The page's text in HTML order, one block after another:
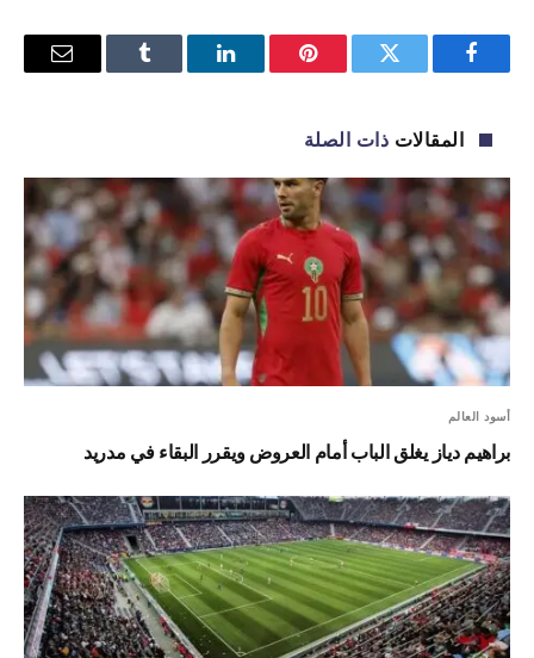
فيسبوك تويتر بينتيريستلينكدإن Tumblr
البريد
المقالات ذات الصلة
أسود العالم
براهيم دياز يغلق الباب أمام العروض ويقرر البقاء في مدريد